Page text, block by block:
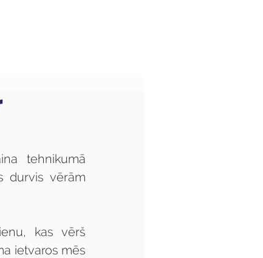
tehnikumā
durvis vērām
kas vērš
ietvaros mēs